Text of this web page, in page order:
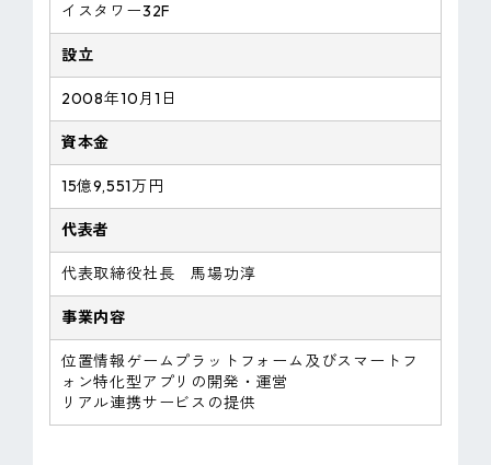
イスタワー32F
設立
2008年10月1日
資本金
15億9,551万円
代表者
代表取締役社長 馬場功淳
事業内容
位置情報ゲームプラットフォーム及びスマートフ
ォン特化型アプリの開発・運営
リアル連携サービスの提供